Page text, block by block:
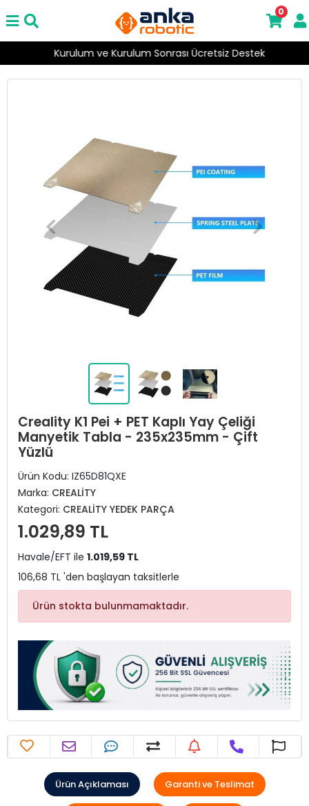
Kurulum ve Kurulum Sonrası Ücretsiz Destek
0
Creality K1 Pei + PET Kaplı Yay Çeliği
Manyetik Tabla - 235x235mm - Çift
Yüzlü
Ürün Kodu: IZ65D81QXE
Marka: CREALİTY
Kategori: CREALİTY YEDEK PARÇA
1.029,89 TL
Havale/EFT ile 1.019,59 TL
106,68 TL 'den başlayan taksitlerle
Ürün stokta bulunmamaktadır.
Ürün Açıklaması Garanti ve Teslimat